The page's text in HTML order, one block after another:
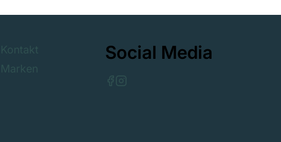
Kontakt
Marken
Social Media